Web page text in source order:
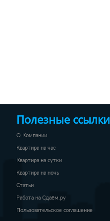
Полезные ссылки
О Компании
Квартира на час
Квартира на сутки
Квартира на ночь
Статьи
Работа на Сдаём.ру
Пользовательское соглашение